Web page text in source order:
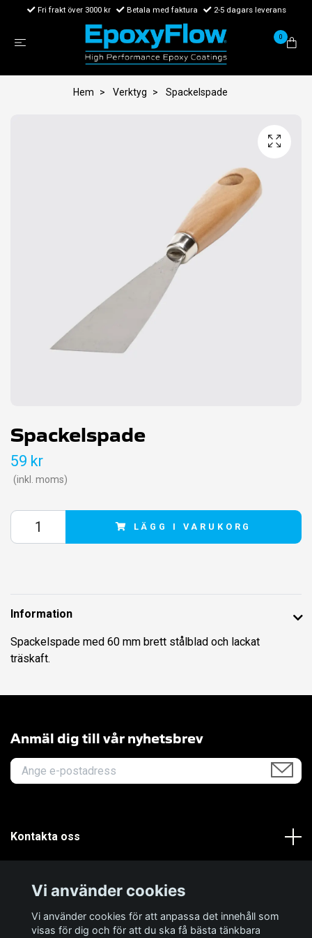
Fri frakt över 3000 kr Betala med faktura 2-5 dagars leverans
0
Hem Verktyg Spackelspade
Spackelspade
59 kr
(inkl. moms)
LÄGG I VARUKORG
Information
Spackelspade med 60 mm brett stålblad och lackat
träskaft.
Anmäl dig till vår nyhetsbrev
Kontakta oss
Kundservice
Vi använder cookies
Vi använder cookies för att anpassa det innehåll som
visas för dig och för att du ska få bästa tänkbara